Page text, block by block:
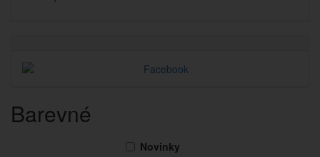
Barevné
Novinky